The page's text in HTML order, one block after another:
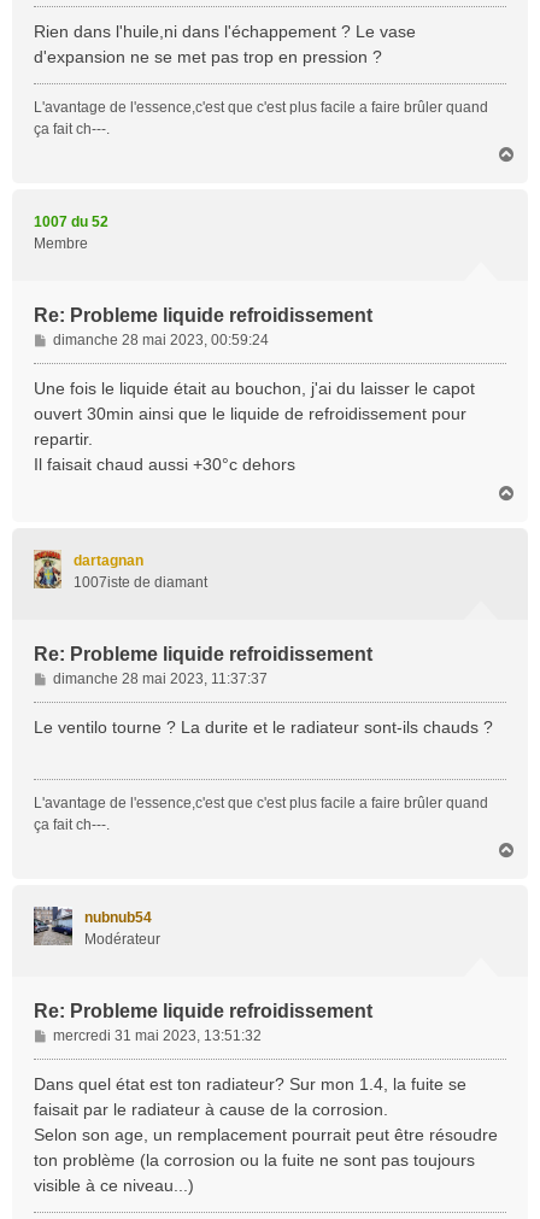
e
s
e
Rien dans l'huile,ni dans l'échappement ? Le vase
d'expansion ne se met pas trop en pression ?
L'avantage de l'essence,c'est que c'est plus facile a faire brûler quand
ça fait ch---.
1007 du 52
Membre
Re: Probleme liquide refroidissement
M
e
s
g
e
dimanche 28 mai 2023, 00:59:24
Une fois le liquide était au bouchon, j'ai du laisser le capot
ouvert 30min ainsi que le liquide de refroidissement pour
repartir.
Il faisait chaud aussi +30°c dehors
dartagnan
1007iste de diamant
Re: Probleme liquide refroidissement
M
e
s
e
dimanche 28 mai 2023, 11:37:37
Le ventilo tourne ? La durite et le radiateur sont-ils chauds ?
L'avantage de l'essence,c'est que c'est plus facile a faire brûler quand
ça fait ch---.
nubnub54
Modérateur
Re: Probleme liquide refroidissement
M
e
s
s
g
e
mercredi 31 mai 2023, 13:51:32
Dans quel état est ton radiateur? Sur mon 1.4, la fuite se
faisait par le radiateur à cause de la corrosion.
Selon son age, un remplacement pourrait peut être résoudre
ton problème (la corrosion ou la fuite ne sont pas toujours
visible à ce niveau...)